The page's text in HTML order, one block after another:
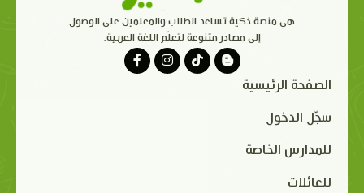
هي منصة ذكية تساعد الطلاب والمعلمين على الوصول
إلى مصادر متنوعة لتعلّم اللغة العربية.
الصفحة الرئيسية
سجّل الدخول
للمدارس الخاصة
للعائلات